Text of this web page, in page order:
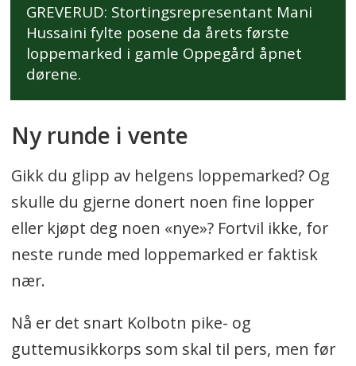
GREVERUD: Stortingsrepresentant Mani
Hussaini fylte posene da årets første
loppemarked i gamle Oppegård åpnet
dørene.
Ny runde i vente
Gikk du glipp av helgens loppemarked? Og
skulle du gjerne donert noen fine lopper
eller kjøpt deg noen «nye»? Fortvil ikke, for
neste runde med loppemarked er faktisk
nær.
Nå er det snart Kolbotn pike- og
guttemusikkorps som skal til pers, men før